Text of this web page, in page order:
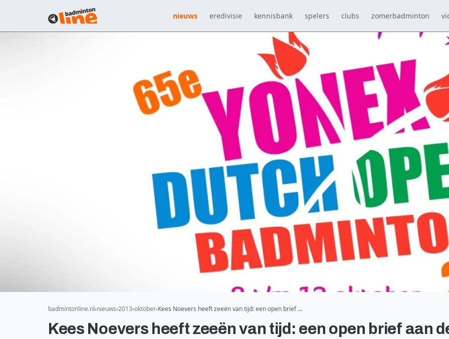
nieuws eredivisie kennisbank spelers clubs zomerbadminton
badmintonline.nl nieuws 2013 oktober Kees Noevers heeft zeeën van tijd: een open brief …
Kees Noevers heeft zeeën van tijd: een open brief aan